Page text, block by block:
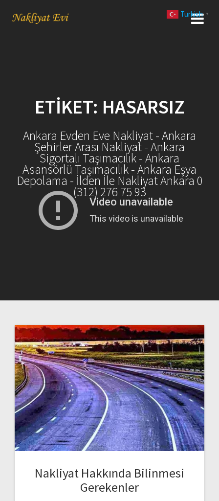
ETIKET: HASARSIZ
Ankara Evden Eve Nakliyat - Ankara
Şehirler Arası Nakliyat - Ankara
Sigortalı Taşımacılık - Ankara
Asansörlü Taşımacılık - Ankara Eşya
Depolama - İlden İle Nakliyat Ankara 0
(312) 276 75 93
Nakliyat Hakkında Bilinmesi
Gerekenler
Turkish ▼